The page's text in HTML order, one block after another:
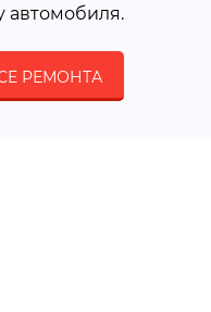
автомобиля.
РЕМОНТА